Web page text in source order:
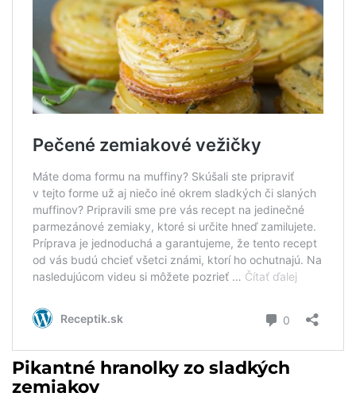
Pikantné hranolky zo sladkých
zemiakov